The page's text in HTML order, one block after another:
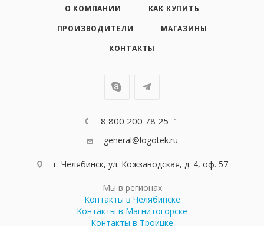
О КОМПАНИИ
КАК КУПИТЬ
ПРОИЗВОДИТЕЛИ
МАГАЗИНЫ
КОНТАКТЫ
8 800 200 78 25
general@logotek.ru
г. Челябинск, ул. Кожзаводская, д. 4, оф. 57
Мы в регионах
Контакты в Челябинске
Контакты в Магнитогорске
Контакты в Троицке